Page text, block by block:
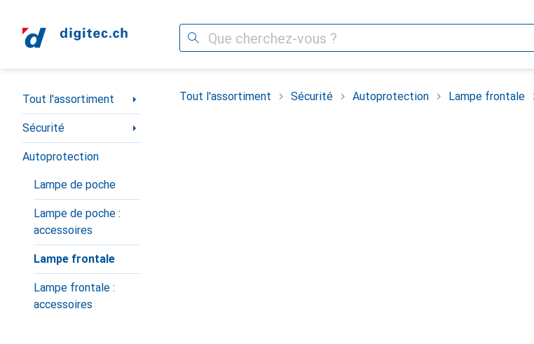
Recherche
Navigation par catégorie
Tout l'assortiment
Sécurité
Autoprotection
Lampe de poche
Lampe de poche :
accessoires
Lampe frontale
Lampe frontale :
accessoires
Tout l'assortiment Sécurité Autoprotection Lampe frontale